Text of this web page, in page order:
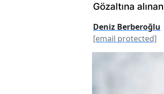
Gözaltına
Deniz Berberoğlu
[email protected]